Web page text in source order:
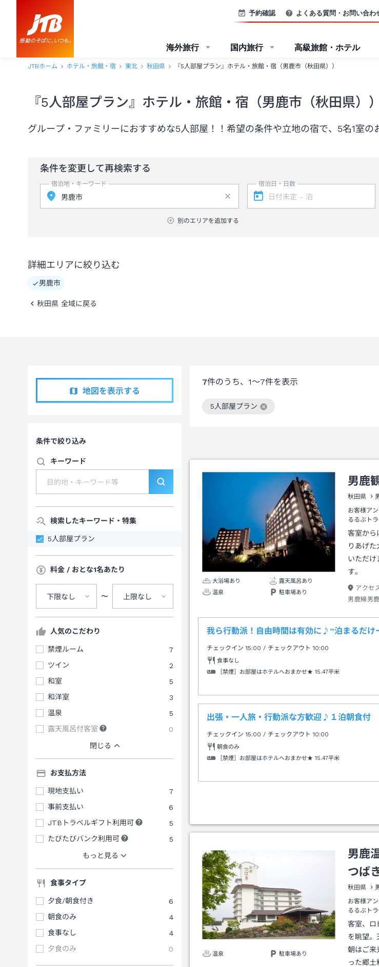
予約確認 よくある質問・お問い合わ
海外旅行 国内旅行 高級旅館・ホテル
JTBホーム ホテル・旅館・宿 東北 秋田県 『5人部屋プラン』ホテル・旅館・宿（男鹿市（秋田県））
『5人部屋プラン』ホテル・旅館・宿（男鹿市（秋田県））
グループ・ファミリーにおすすめな5人部屋！！希望の条件や立地の宿で、5名1室の
条件を変更して再検索する
宿泊地・キーワード
別のエリアを追加する
宿泊日・日数
詳細エリアに絞り込む
男鹿市
秋田県 全域に戻る
地図を表示する
条件で絞り込み
キーワード
検索したキーワード・特集
5人部屋プラン
料金 / おとな1名あたり
下限なし 〜 上限なし
人気のこだわり
禁煙ルーム
7
ツイン
2
和室
5
和洋室
3
温泉
5
露天風呂付客室
0
閉じる
お支払方法
現地支払い
7
事前支払い
6
JTBトラベルギフト利用可
5
たびたびバンク利用可
5
もっと見る
食事タイプ
夕食/朝食付き
6
朝食のみ
4
食事なし
4
夕食のみ
0
7件のうち、 1～7件を表示
5人部屋プラン
この絞り込み条件を解除
大浴場あり
露天風呂あり
温泉
駐車場あり
男鹿
秋田県
お客様ア
るるぶト
客室から
りあげ
いただけ
す。
アクセ
男鹿線男
我ら行動派！自由時間は有効に♪”泊まるだ
チェックイン15:00 / チェックアウト 10:00
食事なし
［禁煙］お部屋はホテルへおまかせ★ 15.47平米
出張・一人旅・行動派な方歓迎♪１泊朝食付
チェックイン15:00 / チェックアウト 10:00
朝食のみ
［禁煙］お部屋はホテルへおまかせ★ 15.47平米
温泉 駐車場あり
男鹿
つば
秋田県
お客様ア
るるぶト
客室、ロ
を眺望。
朝はご来
った郷土